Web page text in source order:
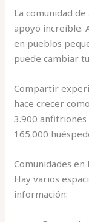
La comunidad
apoyo increíble.
en pueblos
puede cambiar
Compartir
hace crecer
3.900 anfitriones
165.000
Comunidades
Hay varios
información: